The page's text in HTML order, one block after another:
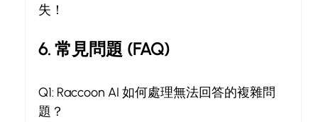
失！
6. 常見問題 (FAQ)
Q1: Raccoon AI 如何處理無法回答的複雜問
題？